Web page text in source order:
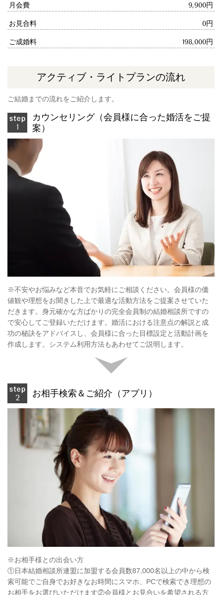
月会費 9,900円
お見合料 0円
ご成婚料 198,000円
アクティブ・ライトプランの流れ
ご結婚までの流れをご紹介します。
カウンセリング（会員様に合った婚活をご提
案）
※不安やお悩みなど本音でお気軽にご相談ください。会員様の価
値観や理想をお聞きした上で最適な活動方法をご提案させていた
だきます。身元確かな方ばかりの完全会員制の結婚相談所ですの
で安心してご登録いただけます。婚活における注意点の解説と成
功の秘訣をアドバイスし、会員様に合った目標設定と活動計画を
作成します。システム利用方法もあわせてご説明します。
お相手検索＆ご紹介（アプリ）
※お相手様との出会い方
①日本結婚相談所連盟に加盟する会員数87,000名以上の中から検
索可能でご自身でお好きなお時間にスマホ、PCで検索でき理想の
お相手をお選びいただけます②会員様とお見合いを希望される方